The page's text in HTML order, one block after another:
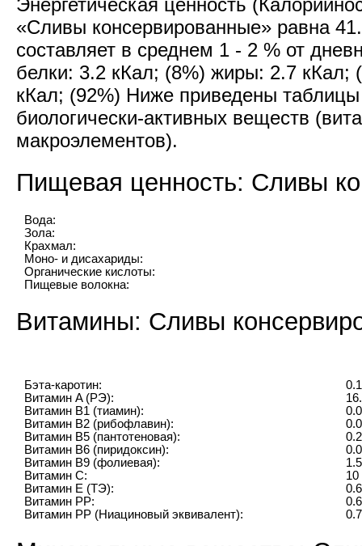
Энергетическая ценность
«Сливы консервированные» равна
составляет в среднем 1 - 2 % от
белки: 3.2 кКал; (8%) жиры: 2.7 кКал;
кКал; (92%) Ниже приведены
биологически-активных веществ
макроэлементов).
Пищевая ценность: Сливы
Вода:
Зола:
Крахмал:
Моно- и дисахариды:
Органические кислоты:
Пищевые волокна:
Витамины: Сливы
Бэта-каротин:
Витамин A (РЭ):
Витамин B1 (тиамин):
Витамин B2 (рибофлавин):
Витамин B5 (пантотеновая):
Витамин B6 (пиридоксин):
Витамин B9 (фолиевая):
Витамин C:
10
Витамин E (ТЭ):
Витамин PP:
Витамин PP (Ниациновый эквивалент):